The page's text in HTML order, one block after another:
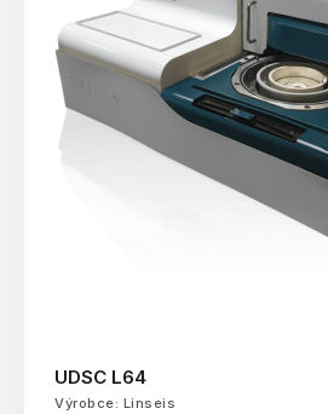
UDSC L64
Výrobce: Linseis